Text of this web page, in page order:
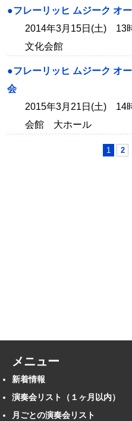
●フレーリッヒ ムジーク オ
2014年3月15日(土) 13
文化会館
●フレーリッヒ ムジーク オ
会
2015年3月21日(土) 14
会館 大ホール
1 2
メニュー
新着情報
演奏会リスト（１ヶ月以内）
月ごとの演奏会リスト